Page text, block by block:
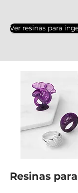
Ver resinas para
Resinas